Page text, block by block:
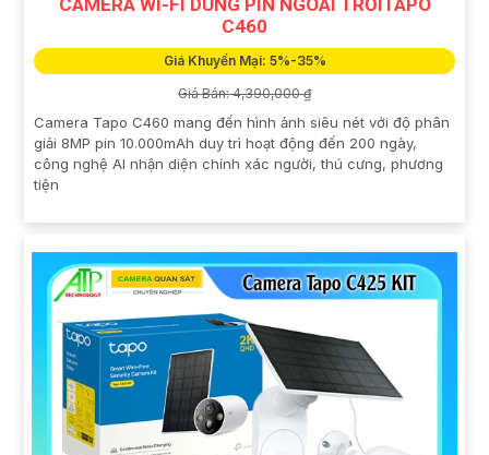
CAMERA WI-FI DÙNG PIN NGOÀI TRỜITAPO
C460
Giá Khuyến Mại: 5%-35%
Giá Bán: 4,390,000 ₫
Camera Tapo C460 mang đến hình ảnh siêu nét với độ phân
giải 8MP pin 10.000mAh duy trì hoạt động đến 200 ngày,
công nghệ AI nhận diện chính xác người, thú cưng, phương
tiện